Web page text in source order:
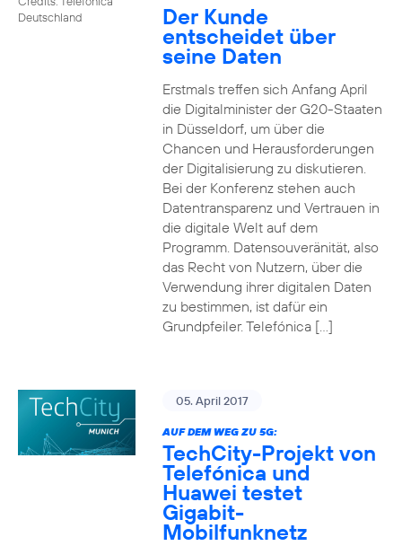
Deutschland
Der Kunde
entscheidet über
seine Daten
Erstmals treffen sich Anfang April
die Digitalminister der G20-Staaten
in Düsseldorf, um über die
Chancen und Herausforderungen
der Digitalisierung zu diskutieren.
Bei der Konferenz stehen auch
Datentransparenz und Vertrauen in
die digitale Welt auf dem
Programm. Datensouveränität, also
das Recht von Nutzern, über die
Verwendung ihrer digitalen Daten
zu bestimmen, ist dafür ein
Grundpfeiler. Telefónica […]
05. April 2017
AUF DEM WEG ZU 5G:
TechCity-Projekt von
Telefónica und
Huawei testet
Gigabit-
Mobilfunknetz